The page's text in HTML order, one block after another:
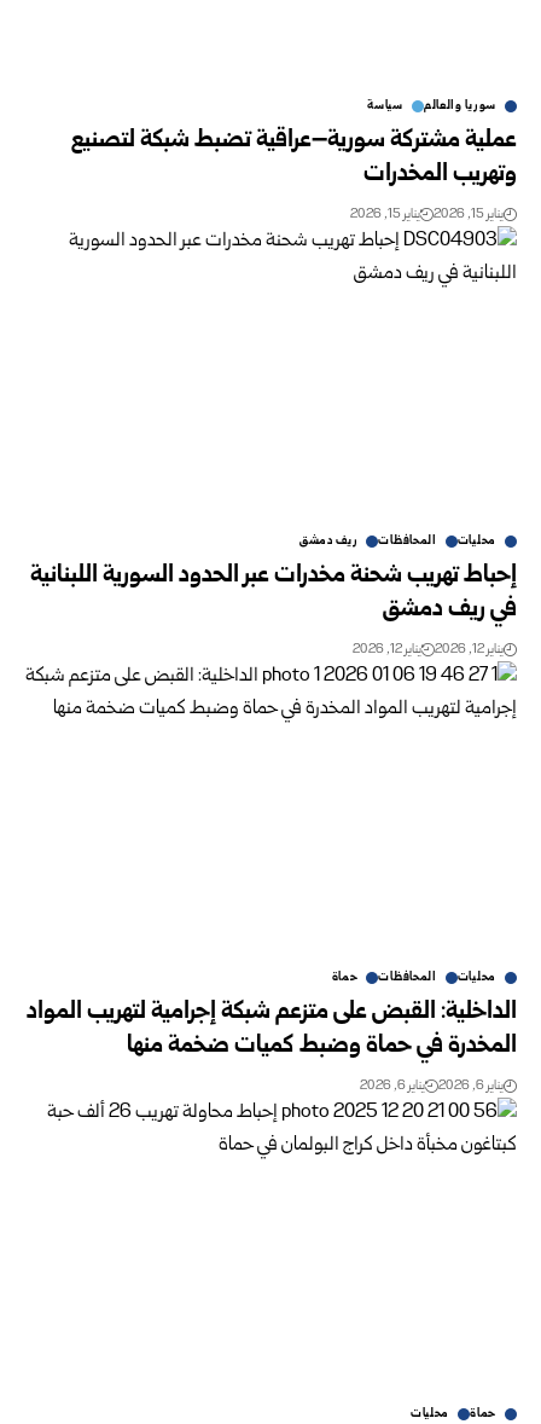
سوريا والعالم سياسة
عملية مشتركة سورية–عراقية تضبط شبكة لتصنيع
وتهريب المخدرات
يناير 15, 2026 يناير 15, 2026
محليات المحافظات ريف دمشق
إحباط تهريب شحنة مخدرات عبر الحدود السورية اللبنانية
في ريف دمشق
يناير 12, 2026 يناير 12, 2026
محليات المحافظات حماة
الداخلية: القبض على متزعم شبكة إجرامية لتهريب المواد
المخدرة في حماة وضبط كميات ضخمة منها
يناير 6, 2026 يناير 6, 2026
حماة محليات